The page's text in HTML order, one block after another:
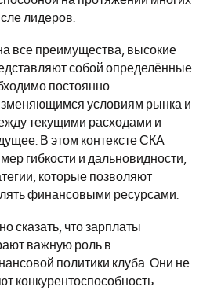
лидеров.
все преимущества, высокие
собой определённые
постоянно
условиям рынка и
текущими расходами и
В этом контексте СКА
гибкости и дальновидности,
которые позволяют
финансовыми ресурсами.
сказать, что зарплаты
важную роль в
политики клуба. Они не
конкурентоспособность